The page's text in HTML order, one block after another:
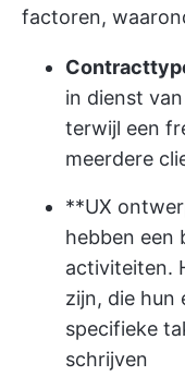
factoren,
in dienst
terwijl een
meerdere
**UX
hebben een
activiteiten.
zijn, die hun
specifieke
schrijven